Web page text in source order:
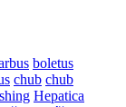
boletus
chub chub
Hepatica